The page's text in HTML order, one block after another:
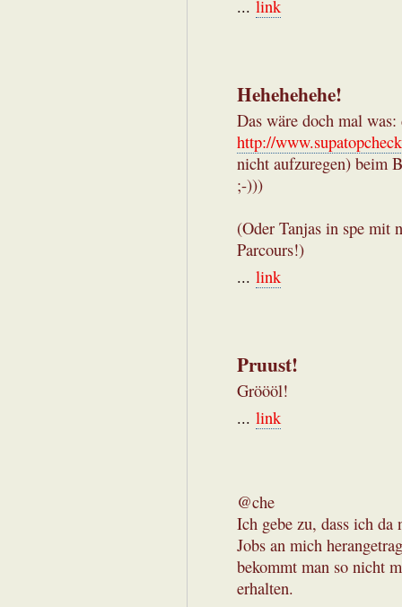
... link
Hehehehehe!
Das wäre doch mal
http://
nicht aufzuregen) beim
;-)))
(Oder Tanjas in spe mit
Parcours!)
... link
Pruust!
Gröööl!
... link
@che
Ich gebe zu, dass ich
Jobs an mich
bekommt man so nicht
erhalten.